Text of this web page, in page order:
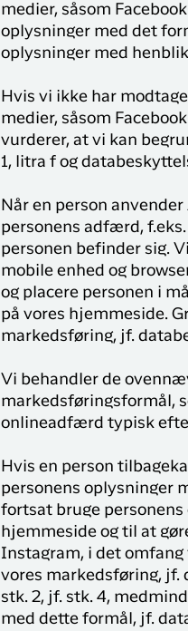
medier, såsom
oplysninger med det
oplysninger med
Hvis vi ikke har
medier, såsom
vurderer, at vi kan
1, litra f og
Når en person
personens adfærd,
personen befinder sig.
mobile enhed og
og placere personen i
på vores hjemmeside.
markedsføring, jf.
Vi behandler de
markedsføringsformål,
onlineadfærd typisk
Hvis en person
personens oplysninger
fortsat bruge
hjemmeside og til at
Instagram, i det
vores markedsføring, jf.
stk. 2, jf. stk. 4,
med dette formål, jf.